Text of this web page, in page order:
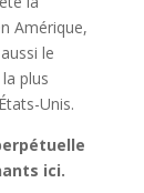
Amérique,
le
plus
Unis.
ici.